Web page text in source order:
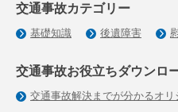
交通事故カテゴリー
基礎知識 後遺障害
交通事故お役立ちダウンロ
交通事故解決までが分かるオリ